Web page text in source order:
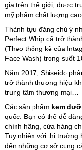
gia trên thế giới, được
mỹ phẩm chất lượng
Thành tựu đáng chú ý
Perfect Whip đã trở
(Theo thống kê của
Face Wash) trong suốt
Năm 2017, Shiseido
trở thành thương hiệu
trung tâm thương mại…
Các sản phẩm kem
quốc. Bạn có thể dễ
chính hãng, cửa hàng
Tuy nhiên với thị trường
đến những cơ sở cung